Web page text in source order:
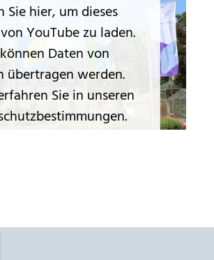
Sie hier, um dieses
YouTube zu laden.
Daten von
übertragen werden.
Sie in unseren